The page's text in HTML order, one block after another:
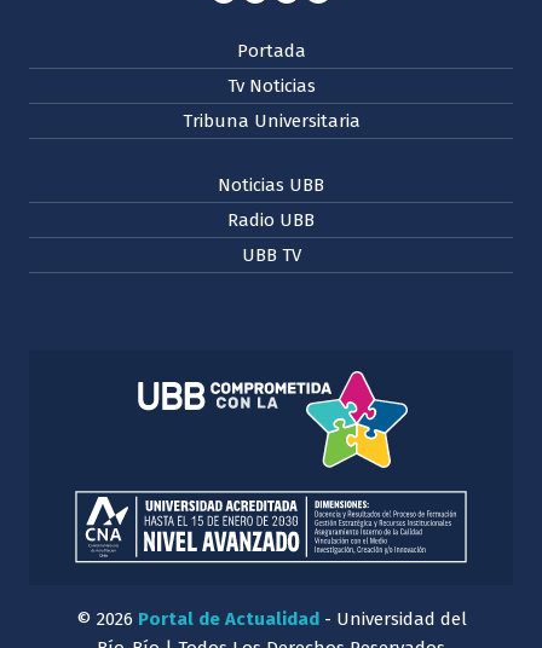
Portada
Tv Noticias
Tribuna Universitaria
Noticias UBB
Radio UBB
UBB TV
© 2026 Portal de Actualidad- Universidad del